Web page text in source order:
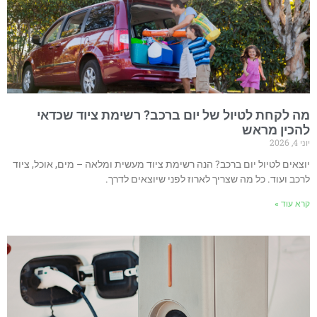
לקחת לטיול של יום ברכב? רשימת ציוד שכדאי
מראש
2026
לטיול יום ברכב? הנה רשימת ציוד מעשית ומלאה – מים, אוכל, ציוד
ועוד. כל מה שצריך לארוז לפני שיוצאים לדרך.
עוד »